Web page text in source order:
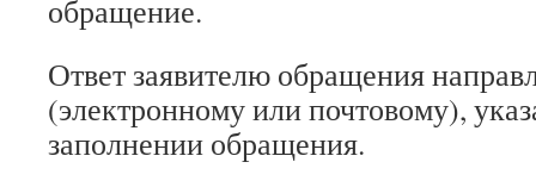
обращение.
Ответ заявителю обращения
(электронному или почтовому),
заполнении обращения.